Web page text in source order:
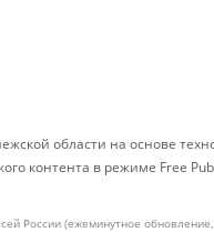
области на основе
контента в режиме Free
России (ежеминутное